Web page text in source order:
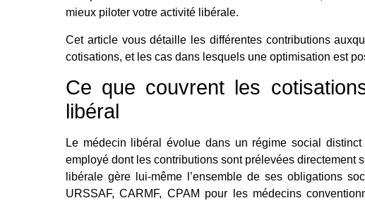
mieux piloter votre activité libérale.
Cet article vous détaille les différentes contributions
cotisations, et les cas dans lesquels une optimisation est
Ce que couvrent les
libéral
Le médecin libéral évolue dans un régime social
employé dont les contributions sont prélevées directement
libérale gère lui-même l’ensemble de ses obligations
URSSAF, CARMF, CPAM pour les médecins